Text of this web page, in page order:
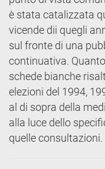
è stata catalizzata
vicende dii quegli
sul fronte di una
continuativa.
schede bianche
elezioni del 1994,
al di sopra della
alla luce dello
quelle consultazioni.